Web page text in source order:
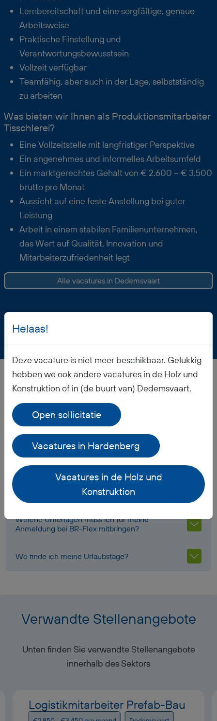
Lernbereitschaft und eine sorgfältige, genaue
Arbeitsweise
Praktische Einstellung und
Verantwortungsbewusstsein
Vollzeit verfügbar
Teamfähig, aber auch in der Lage, selbstständig
zu arbeiten
Was bieten wir Ihnen als Produktionsmitarbeiter
Tisschlerei?
Eine Vollzeitstelle mit langfristiger Perspektive
Ein angenehmes und informelles Arbeitsumfeld
Ein marktgerechtes Gehalt von € 2.600 – € 3.500
brutto pro Monat
Aussicht auf eine feste Anstellung bei guter
Leistung
Arbeit in einem stabilen Familienunternehmen,
das Wert auf Qualität, Innovation und
Mitarbeiterzufriedenheit legt
Alle vacatures in Dedemsvaart
Häufig gestellte Fragen
Wie ist die Rente geregelt?
Welche Unterlagen muss ich für meine
Anmeldung bei BR-Flex mitbringen?
Wo finde ich meine Urlaubstage?
Verwandte Stellenangebote
Unten finden Sie verwandte Stellenangebote
innerhalb des Sektors
Logistikmitarbeiter Prefab-Bau
Helaas!
Deze vacature is niet meer beschikbaar. Gelukkig
hebben we ook andere vacatures in de Holz und
Konstruktion of in (de buurt van) Dedemsvaart.
Open sollicitatie
Vacatures in Hardenberg
Vacatures in de Holz und
Konstruktion